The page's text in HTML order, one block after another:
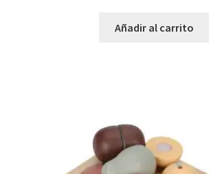
Añadir al carrito